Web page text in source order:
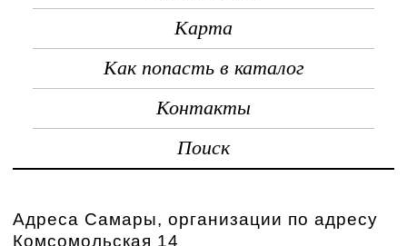
Карта
Как попасть в каталог
Контакты
Поиск
Адреса Самары, организации по адресу
Комсомольская 14